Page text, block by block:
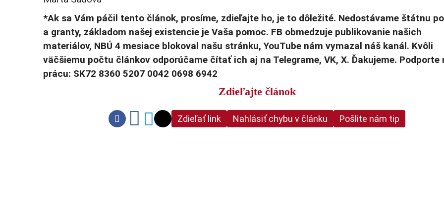
*Ak sa Vám páčil tento článok, prosíme, zdieľajte ho, je to dôležité. Nedostávame štátnu
a granty, základom našej existencie je Vaša pomoc. FB obmedzuje publikovanie našich
materiálov, NBÚ 4 mesiace blokoval našu stránku, YouTube nám vymazal náš kanál. Kvôli
väčšiemu počtu článkov odporúčame čítať ich aj na Telegrame, VK, X. Ďakujeme. Podporte
prácu: SK72 8360 5207 0042 0698 6942
Zdieľajte článok
Zdieľať link Nahlásiť chybu v článku Pošlite nám tip